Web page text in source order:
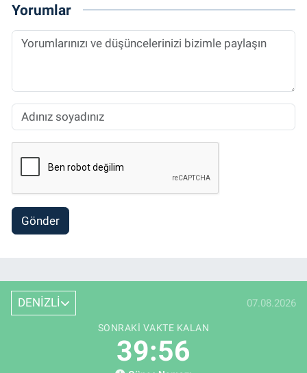
Yorumlar
Gönder
DENİZLİ 07.08.2026
SONRAKI VAKTE KALAN
39:55